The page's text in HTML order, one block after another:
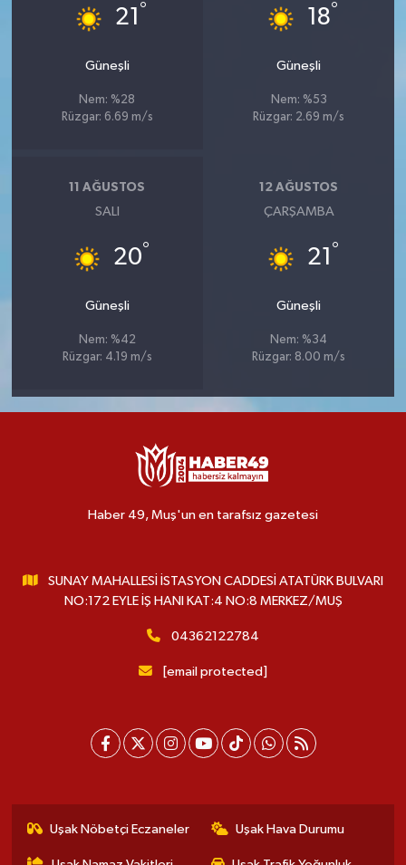
21 °
Güneşli
Nem: %28
Rüzgar: 6.69 m/s
18°
Güneşli
Nem: %53
Rüzgar: 2.69 m/s
11 AĞUSTOS
SALI
20°
Güneşli
Nem: %42
Rüzgar: 4.19 m/s
12 AĞUSTOS
ÇARŞAMBA
21 °
Güneşli
Nem: %34
Rüzgar: 8.00 m/s
Haber 49, Muş'un en tarafsız gazetesi
SUNAY MAHALLESİ İSTASYON CADDESİ ATATÜRK BULVARI
NO:172 EYLE İŞ HANI KAT:4 NO:8 MERKEZ/MUŞ
04362122784
[email protected]
Uşak Nöbetçi Eczaneler Uşak Hava Durumu